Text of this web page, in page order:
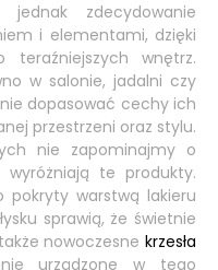
jednak zdecydowanie
i elementami, dzięki
wnętrz.
w salonie, jadalni czy
dopasować cechy ich
przestrzeni oraz stylu.
nie zapominajmy o
wyróżniają te produkty.
pokryty warstwą lakieru
sprawią, że świetnie
nowoczesne krzesła
urządzone w tego